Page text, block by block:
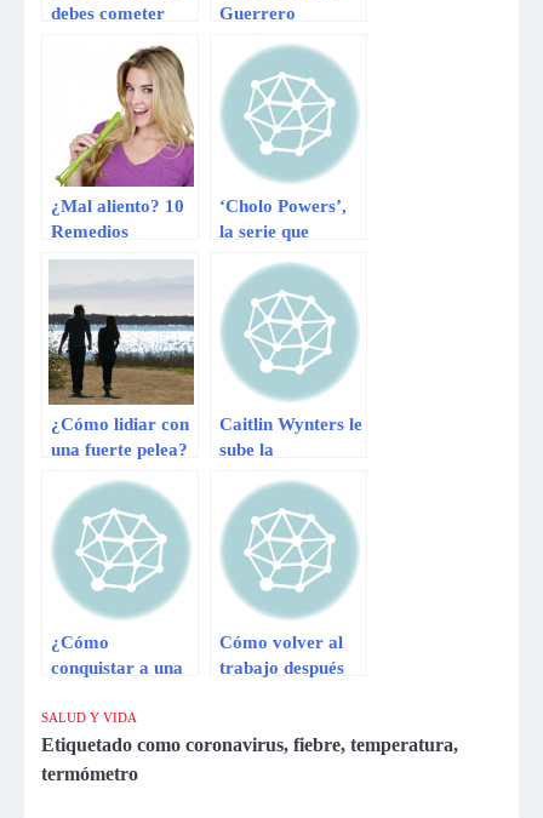
debes cometer
tenga fiebre
Guerrero
ídolo en Argentina
¿Mal aliento? 10
Remedios
efectivos para
eliminarlo
‘Cholo Powers’,
la serie que
temperatura del
verano [fotos]
¿Cómo lidiar con
una fuerte pelea?
Caitlin Wynters le
sube la
segunda división
inglesa
¿Cómo
conquistar a una
según experto
Cómo volver al
trabajo después
SALUD Y VIDA
Etiquetado como coronavirus, fiebre, temperatura,
termómetro